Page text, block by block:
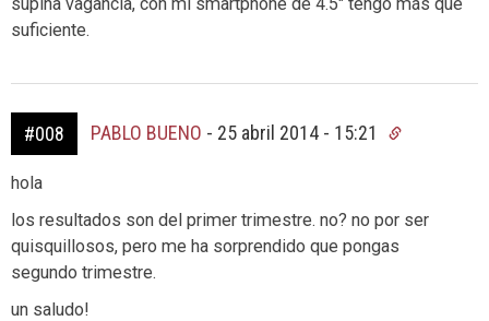
suficiente.
#008 PABLO BUENO - 25 abril 2014 - 15:21
hola
los resultados son del primer trimestre. no? no por ser
quisquillosos, pero me ha sorprendido que pongas
segundo trimestre.
un saludo!